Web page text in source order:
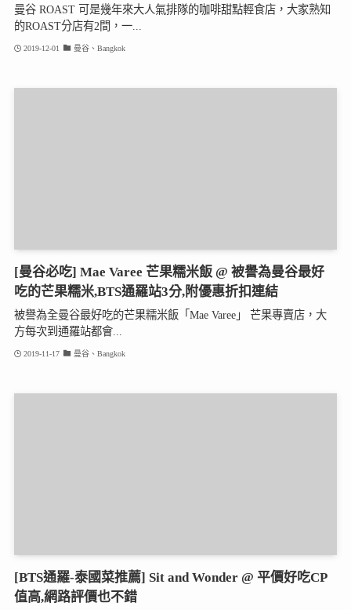
曼谷 ROAST 可是幾年來大人氣排隊的咖啡甜點輕食店，大家熟知
的ROAST分店有2間，一...
2019-12-01 曼谷、Bangkok
[曼谷必吃] Mae Varee 芒果糯米飯 @ 被譽為曼谷最好
吃的芒果糯米,BTS通羅站3分,附優惠折扣連結
被譽為全曼谷最好吃的芒果糯米飯「Mae Varee」 芒果專賣店，大
方每次到通羅站都會...
2019-11-17 曼谷、Bangkok
[BTS通羅-泰國菜推薦] Sit and Wonder @ 平價好吃CP
值高,網路評價也不錯